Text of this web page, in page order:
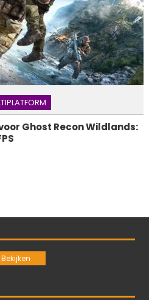
Ghost Recon Wildlands: